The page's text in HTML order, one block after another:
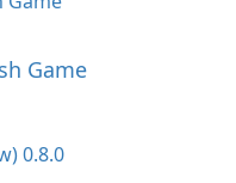
Game